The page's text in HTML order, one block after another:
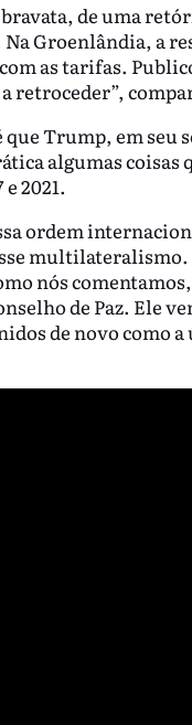
de uma
Groenlândia, a
as tarifas.
retroceder”,
que Trump, em seu
algumas
2021.
ordem
multilateralismo.
nós
de Paz. Ele
de novo como